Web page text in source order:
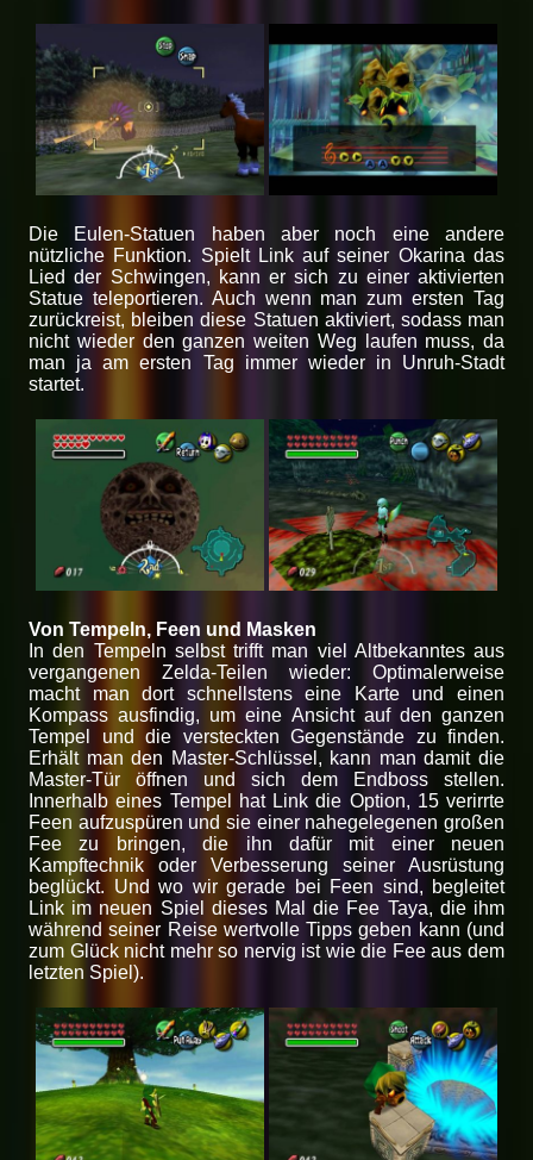
Die Eulen-Statuen haben aber noch eine andere
nützliche Funktion. Spielt Link auf seiner Okarina das
Lied der Schwingen, kann er sich zu einer aktivierten
Statue teleportieren. Auch wenn man zum ersten Tag
zurückreist, bleiben diese Statuen aktiviert, sodass man
nicht wieder den ganzen weiten Weg laufen muss, da
man ja am ersten Tag immer wieder in Unruh-Stadt
startet.
Von Tempeln, Feen und Masken
In den Tempeln selbst trifft man viel Altbekanntes aus
vergangenen Zelda-Teilen wieder: Optimalerweise
macht man dort schnellstens eine Karte und einen
Kompass ausfindig, um eine Ansicht auf den ganzen
Tempel und die versteckten Gegenstände zu finden.
Erhält man den Master-Schlüssel, kann man damit die
Master-Tür öffnen und sich dem Endboss stellen.
Innerhalb eines Tempel hat Link die Option, 15 verirrte
Feen aufzuspüren und sie einer nahegelegenen großen
Fee zu bringen, die ihn dafür mit einer neuen
Kampftechnik oder Verbesserung seiner Ausrüstung
beglückt. Und wo wir gerade bei Feen sind, begleitet
Link im neuen Spiel dieses Mal die Fee Taya, die ihm
während seiner Reise wertvolle Tipps geben kann (und
zum Glück nicht mehr so nervig ist wie die Fee aus dem
letzten Spiel).